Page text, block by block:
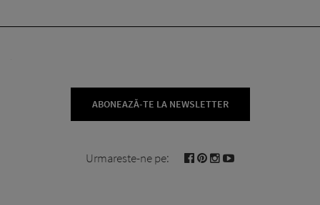
ABONEAZĂ-TE LA NEWSLETTER
Urmareste-ne pe: